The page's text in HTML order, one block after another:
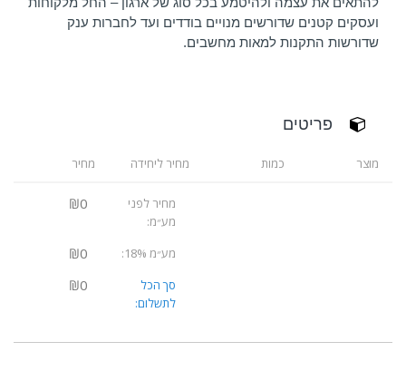
ועסקים קטנים שדורשים מנויים בודדים ועד לחברות ענק
שדורשות התקנות למאות מחשבים.
פריטים
מוצר כמות מחיר ליחידה מחיר
מחיר לפני
מע״מ:
₪0
מע״מ 18%: ₪0
סך הכל
לתשלום:
₪0